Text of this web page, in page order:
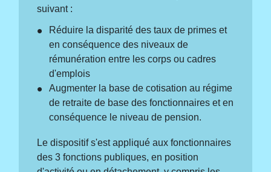
suivant :
Réduire la disparité des taux de primes et
en conséquence des niveaux de
rémunération entre les corps ou cadres
d'emplois
Augmenter la base de cotisation au régime
de retraite de base des fonctionnaires et en
conséquence le niveau de pension.
Le dispositif s'est appliqué aux fonctionnaires
des 3 fonctions publiques, en position